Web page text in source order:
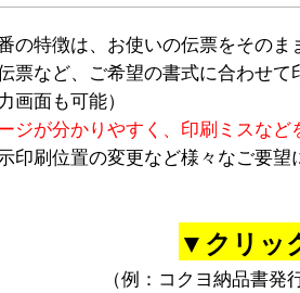
の特徴は、お使いの伝票をその
票など、ご希望の書式に合わせて
画面も可能）
ジが分かりやすく、印刷ミスなど
印刷位置の変更など様々なご要
▼クリッ
（例：コクヨ納品書発